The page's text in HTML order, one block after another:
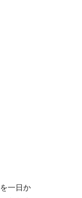
一日か